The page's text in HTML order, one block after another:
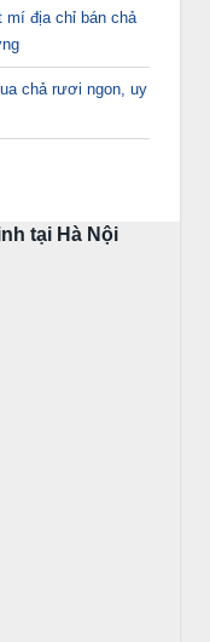
mí địa chỉ bán chả
chả rươi ngon, uy
tại Hà Nội